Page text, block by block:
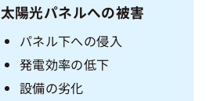
太陽光パネルへの被害
パネル下への侵入
発電効率の低下
設備の劣化